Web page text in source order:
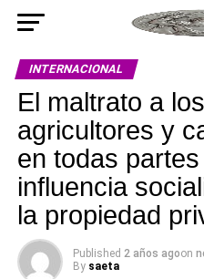
INTERNACIONAL
El maltrato a los
agricultores y
en todas
influencia
la propiedad
Published 2 años agoon
By saeta